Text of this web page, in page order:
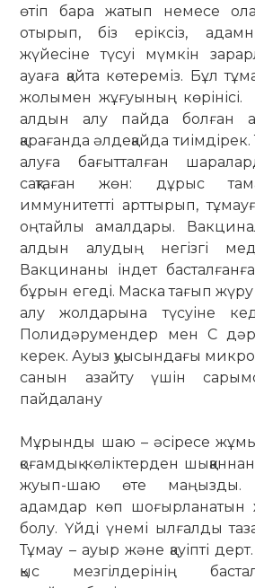
өтіп бара жатып немесе
отырып, біз еріксіз,
жүйесіне түсуі мүмкін
ауаға қайта көтереміз. Бұл
жолымен жұғуының
алдын алу пайда болған
қарағанда әлдеқайда
алуға бағытталған
сақтаған жөн: дұрыс
иммунитетті арттырып,
оңтайлы амалдары.
алдын алудың негізгі
Вакцинаны індет
бұрын егеді. Маска тағып
алу жолдарына түсуіне
Полидәрумендер мен С
керек. Ауыз қуысындағы
санын азайту үшін
пайдалану
Мұрынды шаю – әсіресе
қоғамдық көліктерден
жуып-шаю өте маңызды.
адамдар көп шоғырланатын
болу. Үйді үнемі ылғалды
Тұмау – ауыр және қауіпті
қыс мезгілдерінің